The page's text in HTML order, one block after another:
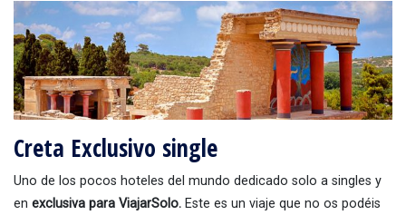
Creta Exclusivo single
Uno de los pocos hoteles del mundo dedicado solo a singles y
en exclusiva para ViajarSolo. Este es un viaje que no os podéis